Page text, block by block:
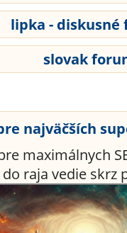
lipka - diskusné
slovak
najväčších
maximálnych
do raja vedie skrz